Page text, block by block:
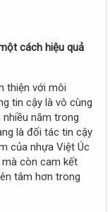
cách hiệu quả
thiện với môi
tin cậy là vô cùng
nhiều năm trong
là đối tác tin cậy
của nhựa Việt Úc
còn cam kết
tâm hơn trong